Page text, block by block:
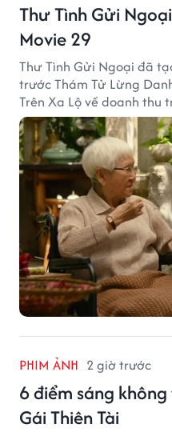
Thư Tình Gửi
Movie 29
Thư Tình Gửi Ngoại đã
trước Thám Tử Lừng
Trên Xa Lộ về doanh thu
PHIM ẢNH 2 giờ trước
6 điểm sáng
Gái Thiên Tài